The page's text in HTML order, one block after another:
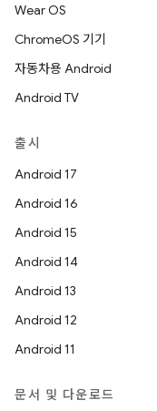
Wear OS
ChromeOS 기기
자동차용 Android
Android TV
출시
Android 17
Android 16
Android 15
Android 14
Android 13
Android 12
Android 11
문서 및 다운로드